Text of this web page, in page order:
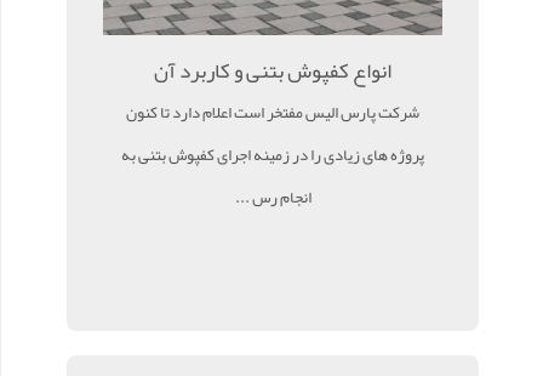
‌انواع کفپوش بتنی و کاربرد آن
شرکت پارس الیس مفتخر است اعلام دارد تا کنون
پروژه های زیادی را در زمینه اجرای کفپوش بتنی به
انجام رس ...